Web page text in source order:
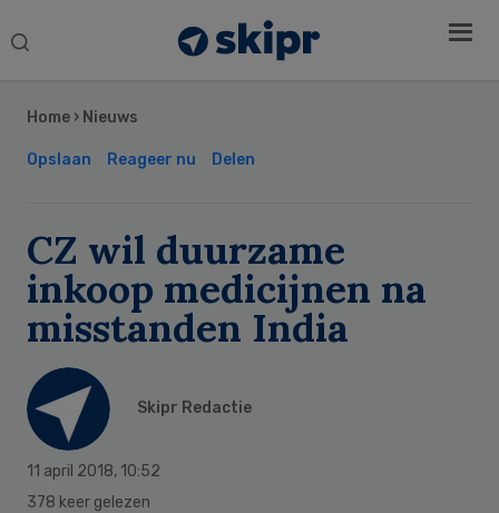
Search
Home › Nieuws
Opslaan Reageer nu Delen
CZ wil duurzame
inkoop medicijnen na
misstanden India
Skipr Redactie
11 april 2018, 10:52
378 keer gelezen
Sidebar